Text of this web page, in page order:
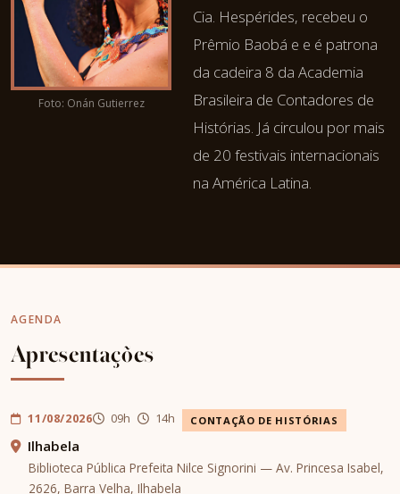
Foto: Onán Gutierrez
Cia. Hespérides, recebeu o
Prêmio Baobá e e é patrona
da cadeira 8 da Academia
Brasileira de Contadores de
Histórias. Já circulou por mais
de 20 festivais internacionais
na América Latina.
AGENDA
Apresentações
11/08/2026 09h 14h CONTAÇÃO DE HISTÓRIAS
Ilhabela
Biblioteca Pública Prefeita Nilce Signorini — Av. Princesa Isabel,
2626, Barra Velha, Ilhabela